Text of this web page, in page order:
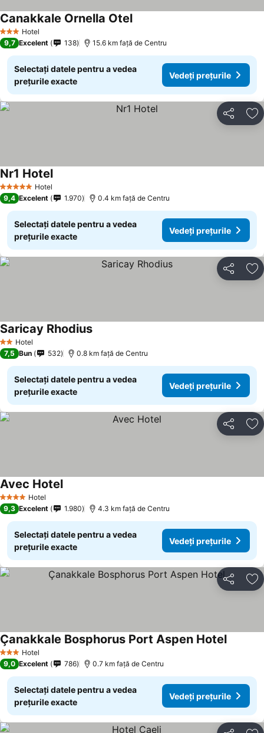
3 SteleHotel
Canakkale Ornella OtelVedeți prețurile
9,7 Excelent 138 15.6 km faţă de Centru
Selectați datele pentru a vedea
prețurile exacte
Vedeți prețurile
Distribuiți
5 Stele Hotel
Nr1 HotelVedeți prețurile
9,4 Excelent 1.970 0.4 km faţă de Centru
Selectați datele pentru a vedea
prețurile exacte
Vedeți prețurile
Distribuiți
2 SteleHotel
Saricay RhodiusVedeți prețurile
7,5 Bun 532 0.8 km faţă de Centru
Selectați datele pentru a vedea
prețurile exacte
Vedeți prețurile
Distribuiți
4 Stele Hotel
Avec HotelVedeți prețurile
9,3 Excelent 1.980 4.3 km faţă de Centru
Selectați datele pentru a vedea
prețurile exacte
Vedeți prețurile
Distribuiți
3 SteleHotel
Çanakkale Bosphorus Port Aspen HotelVedeți
9,0 Excelent 786 0.7 km faţă de Centru
Selectați datele pentru a vedea
prețurile exacte
Vedeți prețurile